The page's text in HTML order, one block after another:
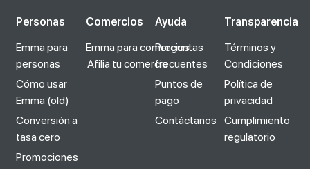
Personas
Emma para
personas
Cómo usar
Emma (old)
Conversión a
tasa cero
Promociones
Comercios
Emma para comercios
Afilia tu comercio
Ayuda
Preguntas
frecuentes
Puntos de
pago
Contáctanos
Transparencia
Términos y
Condiciones
Política de
privacidad
Cumplimiento
regulatorio